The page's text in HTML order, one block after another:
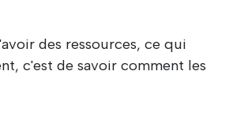
des ressources, ce qui
c'est de savoir comment les